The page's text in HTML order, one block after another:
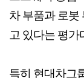
차 부품과 로봇
고 있다는 평가
특히 현대차그